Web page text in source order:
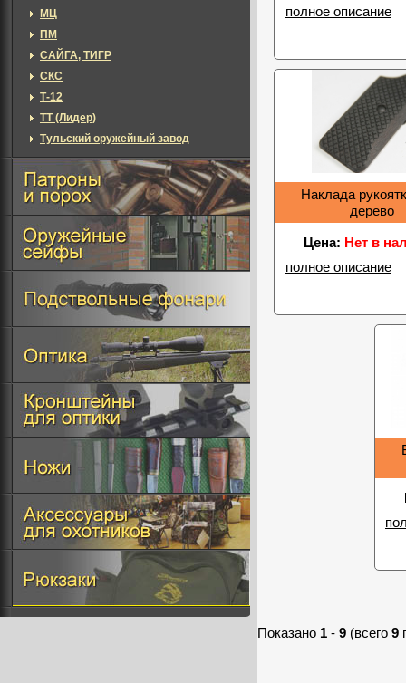
полное описание
Наклада
дерево
Цена: Нет в
полное описание
Показано 1 - 9 (всего 9
МЦ
ПМ
САЙГА, ТИГР
СКС
Т-12
ТТ (Лидер)
Тульский оружейный завод